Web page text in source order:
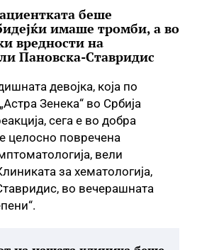
беше
имаше тромби, а во
вредности на
Пановска-Ставридис
девојка, која по
Зенека“ во Србија
сега е во добра
е целосно повречена
вели
за хематологија,
во вечерашната